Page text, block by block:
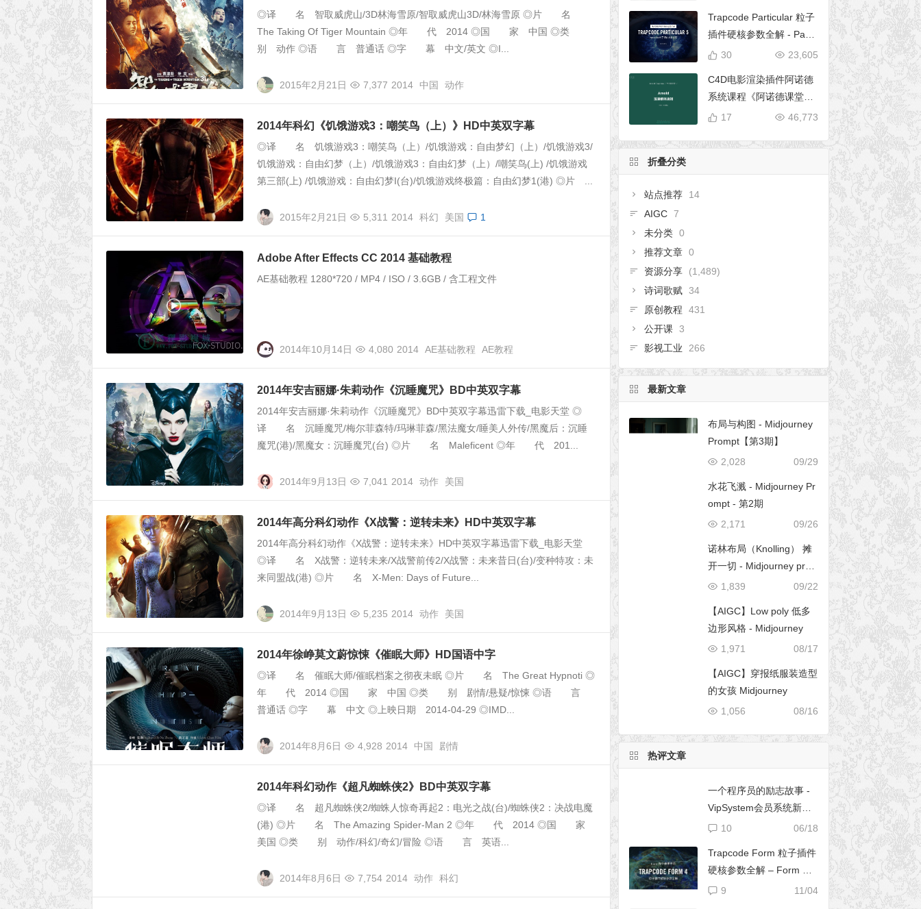
◎译 名 智取威虎山/3D林海雪原/智取威虎山3D/林海雪原 ◎片 名
The Taking Of Tiger Mountain ◎年 代 2014 ◎国 家 中国 ◎类
别 动作 ◎语 言 普通话 ◎字 幕 中文/英文 ◎I...
2015年2月21日 7,377 2014 中国 动作
2014年科幻《饥饿游戏3：嘲笑鸟（上）》HD中英双字幕
◎译 名 饥饿游戏3：嘲笑鸟（上）/饥饿游戏：自由梦幻（上）/饥饿游戏3/
饥饿游戏：自由幻梦（上）/饥饿游戏3：自由幻梦（上）/嘲笑鸟(上) /饥饿游戏
第三部(上) /饥饿游戏：自由幻梦I(台)/饥饿游戏终极篇：自由幻梦1(港) ◎片 ...
2015年2月21日 5,311 2014 科幻 美国 1
Adobe After Effects CC 2014 基础教程
AE基础教程 1280*720 / MP4 / ISO / 3.6GB / 含工程文件
2014年10月14日 4,080 2014 AE基础教程 AE教程
2014年安吉丽娜·朱莉动作《沉睡魔咒》BD中英双字幕
2014年安吉丽娜·朱莉动作《沉睡魔咒》BD中英双字幕迅雷下载_电影天堂 ◎
译 名 沉睡魔咒/梅尔菲森特/玛琳菲森/黑法魔女/睡美人外传/黑魔后：沉睡
魔咒(港)/黑魔女：沉睡魔咒(台) ◎片 名 Maleficent ◎年 代 201...
2014年9月13日 7,041 2014 动作 美国
2014年高分科幻动作《X战警：逆转未来》HD中英双字幕
2014年高分科幻动作《X战警：逆转未来》HD中英双字幕迅雷下载_电影天堂
◎译 名 X战警：逆转未来/X战警前传2/X战警：未来昔日(台)/变种特攻：未
来同盟战(港) ◎片 名 X-Men: Days of Future...
2014年9月13日 5,235 2014 动作 美国
2014年徐峥莫文蔚惊悚《催眠大师》HD国语中字
◎译 名 催眠大师/催眠档案之彻夜未眠 ◎片 名 The Great Hypnoti ◎
年 代 2014 ◎国 家 中国 ◎类 别 剧情/悬疑/惊悚 ◎语 言
普通话 ◎字 幕 中文 ◎上映日期 2014-04-29 ◎IMD...
2014年8月6日 4,928 2014 中国 剧情
2014年科幻动作《超凡蜘蛛侠2》BD中英双字幕
◎译 名 超凡蜘蛛侠2/蜘蛛人惊奇再起2：电光之战(台)/蜘蛛侠2：决战电魔
(港) ◎片 名 The Amazing Spider-Man 2 ◎年 代 2014 ◎国 家
美国 ◎类 别 动作/科幻/奇幻/冒险 ◎语 言 英语...
2014年8月6日 7,754 2014 动作 科幻
Trapcode Particular 粒子
插件硬核参数全解 - Parti
cular 5 完全使用手册23,605
30
C4D电影渲染插件阿诺德
系统课程《阿诺德课堂之
玉清境》
46,773
17
折叠分类
站点推荐
14
AIGC 7
未分类 0
推荐文章 0
资源分享
(1,489)
诗词歌赋 34
原创教程
431
公开课 3
影视工业
266
最新文章
布局与构图 - Midjourney
Prompt【第3期】
09/29
2,028
水花飞溅 - Midjourney Pr
ompt - 第2期
09/26
2,171
诺林布局（Knolling） 摊
开一切 - Midjourney pro
mpt
09/22
1,839
【AIGC】Low poly 低多
边形风格 - Midjourney
08/17
1,971
【AIGC】穿报纸服装造型
的女孩 Midjourney
08/16
1,056
热评文章
一个程序员的励志故事 -
VipSystem会员系统新版
开发
06/18
10
Trapcode Form 粒子插件
硬核参数全解 – Form 完
全使用手册
11/04
9